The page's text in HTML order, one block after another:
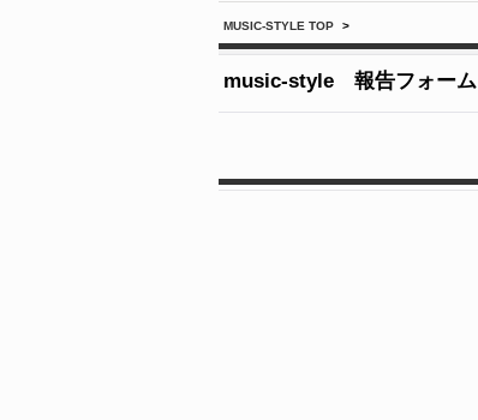
MUSIC-STYLE TOP >
music-style 報告フォーム